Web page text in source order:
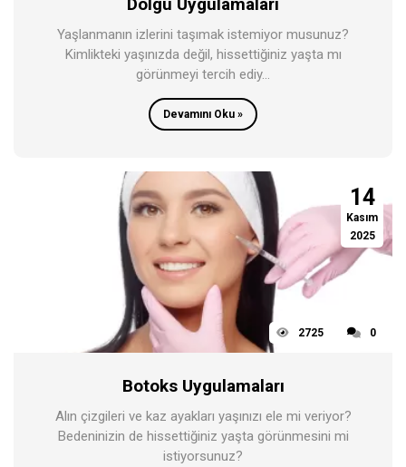
Yaşlanmanın izlerini taşımak istemiyor musunuz?
Kimlikteki yaşınızda değil, hissettiğiniz yaşta mı
görünmeyi tercih ediy...
Devamını Oku »
14
Kasım
2025
2725 0
Botoks Uygulamaları
Alın çizgileri ve kaz ayakları yaşınızı ele mi veriyor?
Bedeninizin de hissettiğiniz yaşta görünmesini mi
istiyorsunuz?